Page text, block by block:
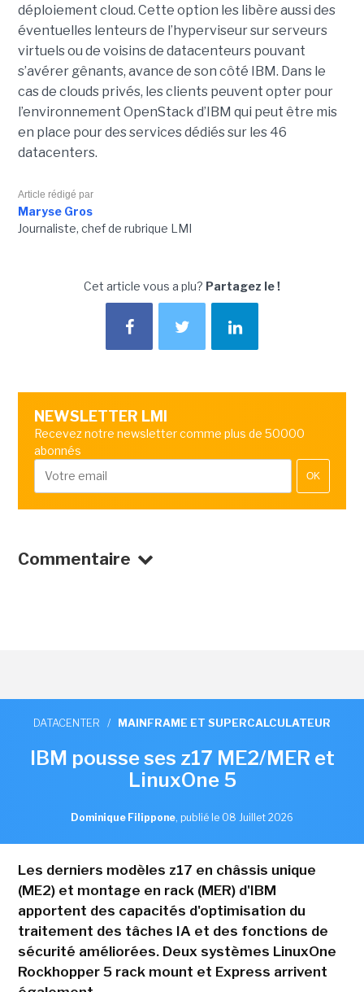
déploiement cloud. Cette option les libère aussi des
éventuelles lenteurs de l’hyperviseur sur serveurs
virtuels ou de voisins de datacenteurs pouvant
s’avérer gênants, avance de son côté IBM. Dans le
cas de clouds privés, les clients peuvent opter pour
l’environnement OpenStack d’IBM qui peut être mis
en place pour des services dédiés sur les 46
datacenters.
Article rédigé par
Maryse Gros
Journaliste, chef de rubrique LMI
Cet article vous a plu? Partagez le !
NEWSLETTER LMI
Recevez notre newsletter comme plus de 50000
abonnés
OK
Commentaire
DATACENTER / MAINFRAME ET SUPERCALCULATEUR
IBM pousse ses z17 ME2/MER et
LinuxOne 5
Dominique Filippone, publié le 08 Juillet 2026
Les derniers modèles z17 en châssis unique
(ME2) et montage en rack (MER) d'IBM
apportent des capacités d'optimisation du
traitement des tâches IA et des fonctions de
sécurité améliorées. Deux systèmes LinuxOne
Rockhopper 5 rack mount et Express arrivent